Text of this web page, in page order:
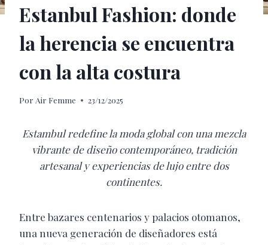
Estanbul Fashion: donde
la herencia se encuentra
con la alta costura
Por Air Femme 23/12/2025
Estambul redefine la moda global con una mezcla
vibrante de diseño contemporáneo, tradición
artesanal y experiencias de lujo entre dos
continentes.
Entre bazares centenarios y palacios otomanos,
una nueva generación de diseñadores está